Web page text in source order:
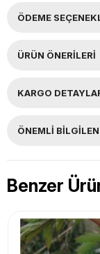
ÖDEME
ÜRÜN ÖNERILERI
KARGO
ÖNEMLI
Benzer